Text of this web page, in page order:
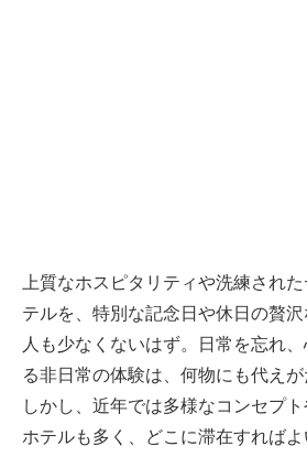
上質なホスピタリティや洗練され
テルを、特別な記念日や休日の贅
人も少なくないはず。日常を忘れ
る非日常の体験は、何物にも代えが
しかし、近年では多様なコンセプ
ホテルも多く、どこに滞在すればよ